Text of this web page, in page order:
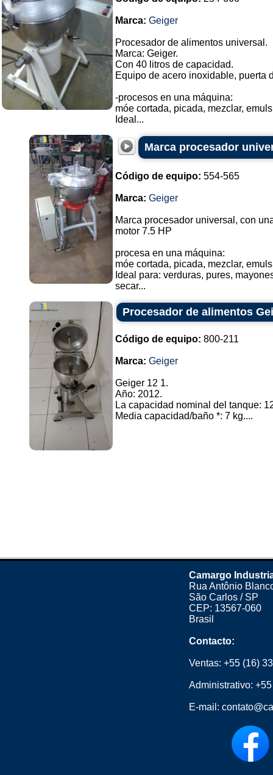
Marca: Geiger
Procesador de alimentos universal.
Marca: Geiger.
Con 40 litros de capacidad.
Equipo de acero inoxidable, puerta
-procesos en una máquina:
móe cortada, picada, mezclar,
Ideal...
Marca procesador
Código de equipo: 554-565
Marca: Geiger
Marca procesador universal, con
motor 7.5 HP
procesa en una máquina:
móe cortada, picada, mezclar,
Ideal para: verduras, pures,
secar...
Procesador de alimentos
Código de equipo: 800-211
Marca: Geiger
Geiger 12 1.
Año: 2012.
La capacidad nominal del tanque:
Media capacidad/baño *: 7 kg....
Camargo
Rua Antônio
São Carlos / SP
CEP: 13567-060
Brasil
Contacto:
Ventas: +55 (16)
Administrativo:
E-mail: